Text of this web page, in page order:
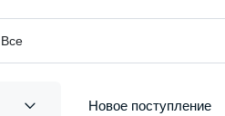
Новое поступление